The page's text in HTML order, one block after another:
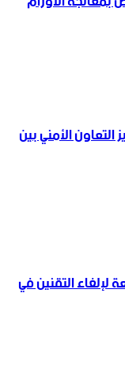
‏الأمني ‏بين
لإلغاء التقنين في